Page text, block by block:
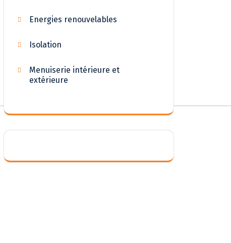
Energies renouvelables
Isolation
Menuiserie intérieure et
extérieure